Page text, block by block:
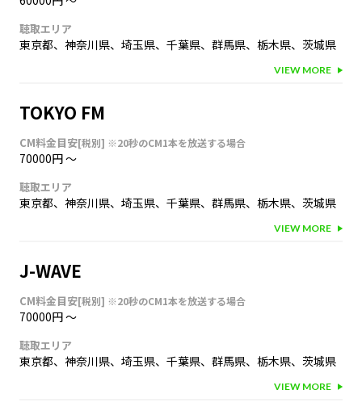
聴取エリア
東京都、 神奈川県、 埼玉県、 千葉県、 群馬県、 栃木県、 茨城県
VIEW MORE
TOKYO FM
CM料金目安[税別] ※20秒のCM1本を放送する場合
70000円〜
聴取エリア
東京都、 神奈川県、 埼玉県、 千葉県、 群馬県、 栃木県、 茨城県
VIEW MORE
J-WAVE
CM料金目安[税別] ※20秒のCM1本を放送する場合
70000円〜
聴取エリア
東京都、 神奈川県、 埼玉県、 千葉県、 群馬県、 栃木県、 茨城県
VIEW MORE